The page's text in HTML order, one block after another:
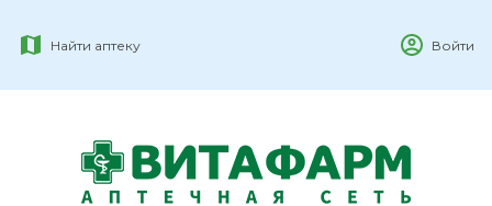
Найти аптеку Войти